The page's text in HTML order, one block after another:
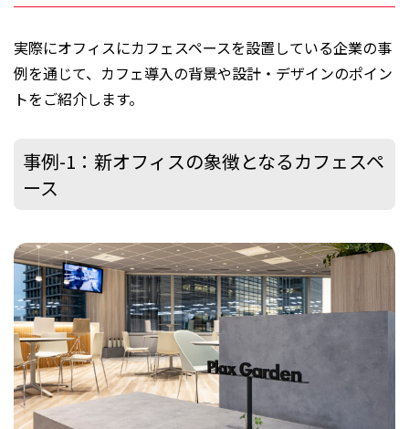
実際にオフィスにカフェスペースを設置している企業の事
例を通じて、カフェ導入の背景や設計・デザインのポイン
トをご紹介します。
事例-1：新オフィスの象徴となるカフェスペ
ース